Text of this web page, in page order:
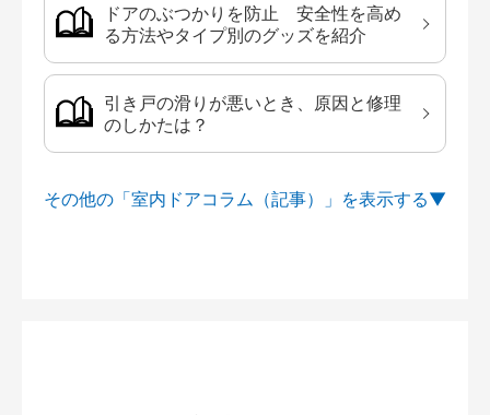
ドアのぶつかりを防止 安全性を高め
る方法やタイプ別のグッズを紹介
引き戸の滑りが悪いとき、原因と修理
のしかたは？
その他の「室内ドアコラム（記事）」を